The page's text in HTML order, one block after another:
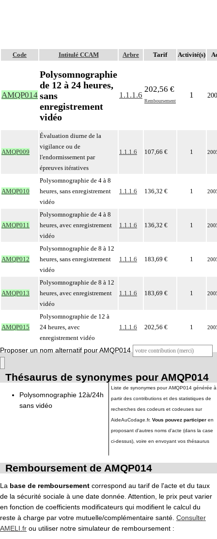
Code Intitulé CCAM Arbre Tarif Activité(s)
AMQP014
Polysomnographie
de 12 à 24 heures,
sans
enregistrement
vidéo
1.1.1.6
202,56 €
Remboursement
1
AMQP009
Évaluation diurne de la
vigilance ou de
l'endormissement par
épreuves itératives
1.1.1.6 107,66 € 1
AMQP010
Polysomnographie de 4 à 8
heures, sans enregistrement
vidéo
1.1.1.6 136,32 € 1
AMQP011
Polysomnographie de 4 à 8
heures, avec enregistrement
vidéo
1.1.1.6 136,32 € 1
AMQP012
Polysomnographie de 8 à 12
heures, sans enregistrement
vidéo
1.1.1.6 183,69 € 1
AMQP013
Polysomnographie de 8 à 12
heures, avec enregistrement
vidéo
1.1.1.6 183,69 € 1
AMQP015
Polysomnographie de 12 à
24 heures, avec
enregistrement vidéo
1.1.1.6 202,56 € 1
Proposer un nom alternatif pour AMQP014
Thésaurus de synonymes pour AMQP014
Polysomnographie 12à/24h
sans vidéo
Liste de synonymes pour AMQP014 générée à
partir des contributions et des statistiques de
recherches des codeurs et codeuses sur
AideAuCodage.fr. Vous pouvez participer en
proposant d'autres noms d'acte (dans la case
ci-dessus), voire en envoyant vos thésaurus
Remboursement de AMQP014
La base de remboursement correspond au tarif de l'acte et du taux
de la sécurité sociale à une date donnée. Attention, le prix peut varier
en fonction de coefficients modificateurs qui modifient le calcul du
reste à charge par votre mutuelle/complémentaire santé. Consulter
AMELI.fr ou utiliser notre simulateur de remboursement :